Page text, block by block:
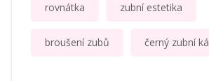
rovnátka zubní estetika
broušení zubů černý zubní